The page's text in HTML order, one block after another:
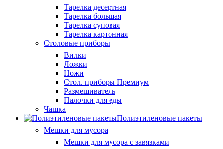
Тарелка десертная
Тарелка большая
Тарелка суповая
Тарелка картонная
Столовые приборы
Вилки
Ложки
Ножи
Стол. приборы Премиум
Размешиватель
Палочки для еды
Чашка
Полиэтиленовые пакеты
Мешки для мусора
Мешки для мусора с завязками